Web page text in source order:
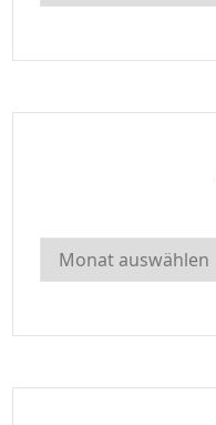
Archiv